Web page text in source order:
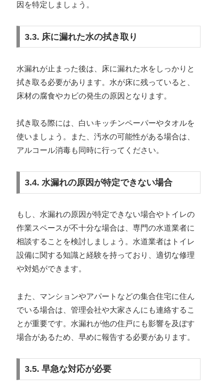
因を特定しましょう。
3.3. 床に漏れた水の拭き取り
水漏れが止まった後は、床に漏れた水をしっかりと
拭き取る必要があります。水が床に残っていると、
床材の腐食やカビの発生の原因となります。
拭き取る際には、白いキッチンペーパーやタオルを
使いましょう。また、汚水の可能性がある場合は、
アルコール消毒も同時に行ってください。
3.4. 水漏れの原因が特定できない場合
もし、水漏れの原因が特定できない場合やトイレの
作業スペースが不十分な場合は、専門の水道業者に
相談することを検討しましょう。水道業者はトイレ
設備に関する知識と経験を持っており、適切な修理
や対処ができます。
また、マンションやアパートなどの集合住宅に住ん
でいる場合は、管理会社や大家さんにも連絡するこ
とが重要です。水漏れが他の住戸にも影響を及ぼす
場合があるため、早めに報告する必要があります。
3.5. 早急な対応が必要